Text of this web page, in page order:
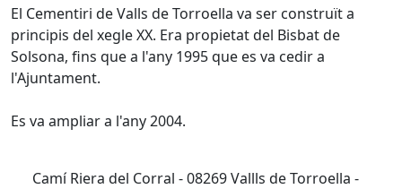
El Cementiri de Valls de Torroella va ser construït a
principis del xegle XX. Era propietat del Bisbat de
Solsona, fins que a l'any 1995 que es va cedir a
l'Ajuntament.
Es va ampliar a l'any 2004.
Camí Riera del Corral - 08269 Vallls de Torroella -